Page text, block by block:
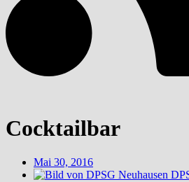
Cocktailbar
Mai 30, 2016